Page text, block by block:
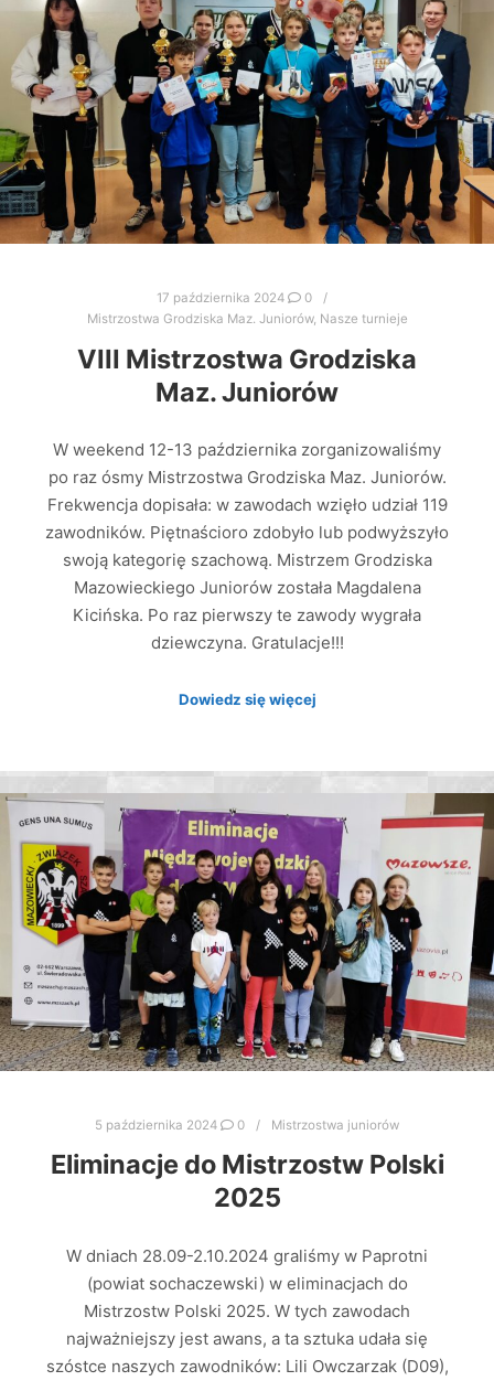
17 października 2024
0
Mistrzostwa Grodziska Maz. Juniorów, Nasze turnieje
VIII Mistrzostwa Grodziska
Maz. Juniorów
W weekend 12-13 października zorganizowaliśmy
po raz ósmy Mistrzostwa Grodziska Maz. Juniorów.
Frekwencja dopisała: w zawodach wzięło udział 119
zawodników. Piętnaścioro zdobyło lub podwyższyło
swoją kategorię szachową. Mistrzem Grodziska
Mazowieckiego Juniorów została Magdalena
Kicińska. Po raz pierwszy te zawody wygrała
dziewczyna. Gratulacje!!!
Dowiedz się więcej
5 października 2024 0 Mistrzostwa juniorów
Eliminacje do Mistrzostw Polski
2025
W dniach 28.09-2.10.2024 graliśmy w Paprotni
(powiat sochaczewski) w eliminacjach do
Mistrzostw Polski 2025. W tych zawodach
najważniejszy jest awans, a ta sztuka udała się
szóstce naszych zawodników: Lili Owczarzak (D09),